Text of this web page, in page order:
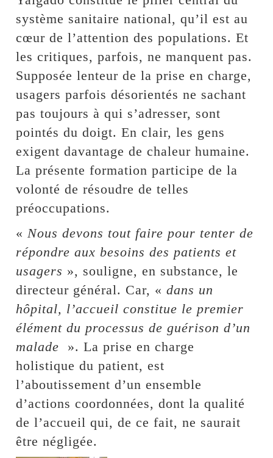
système sanitaire national, qu’il est au
cœur de l’attention des populations. Et
les critiques, parfois, ne manquent pas.
Supposée lenteur de la prise en charge,
usagers parfois désorientés ne sachant
pas toujours à qui s’adresser, sont
pointés du doigt. En clair, les gens
exigent davantage de chaleur humaine.
La présente formation participe de la
volonté de résoudre de telles
préoccupations.
«Nous devons tout faire pour tenter de
répondre aux besoins des patients et
usagers », souligne, en substance, le
directeur général. Car, «dans un
hôpital, l’accueil constitue le premier
élément du processus de guérison d’un
malade
». La prise en charge
holistique du patient, est
l’aboutissement d’un ensemble
d’actions coordonnées, dont la qualité
de l’accueil qui, de ce fait, ne saurait
être négligée.